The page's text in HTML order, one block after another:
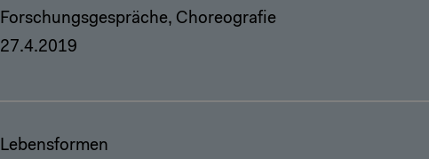
Forschungsgespräche, Choreografie
27.4.2019
Lebensformen